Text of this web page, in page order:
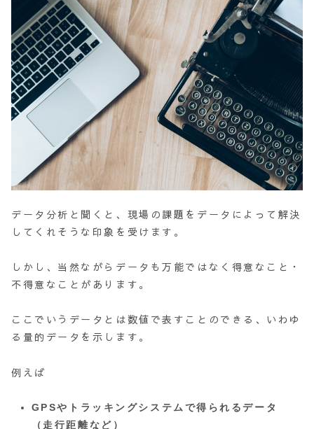
データ分析と聞くと、現場の課題をデータによって解決
してくれそうな印象を受けます。
しかし、当然ながらデータも万能ではなく得意なこと・
不得意なことがあります。
ここでいうデータとは数値で表すことのできる、いわゆ
る量的データを示します。
例えば
GPSやトラッキングシステムで得られるデータ
（走行距離など）